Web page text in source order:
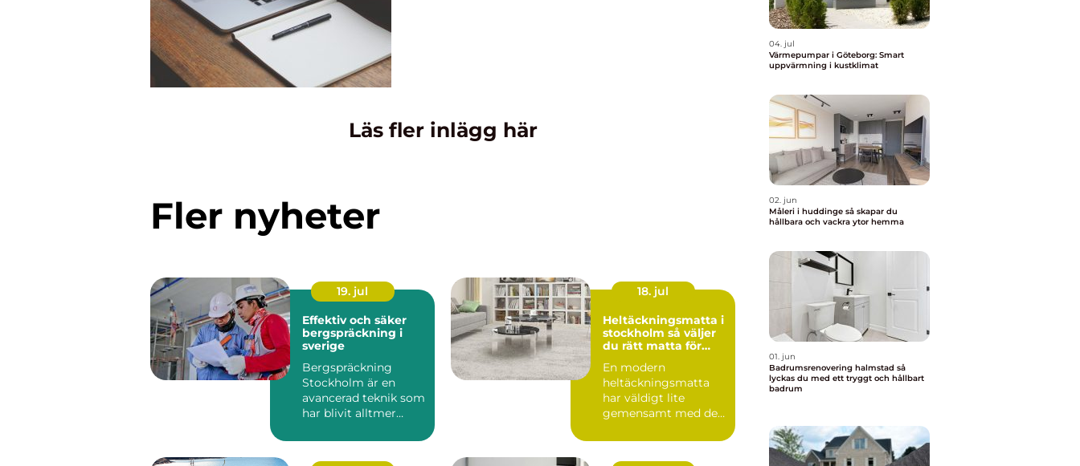
Läs fler inlägg här
Fler nyheter
19. jul
Effektiv och säker
bergspräckning i
sverige
Bergspräckning
Stockholm är en
avancerad teknik som
har blivit alltmer
18. jul
Heltäckningsmatta i
stockholm så väljer
du rätt matta för
En modern
heltäckningsmatta
har väldigt lite
gemensamt med den
och 80talet. Ida...
04. jul
Värmepumpar i Göteborg: Smart
uppvärmning i kustklimat
02. jun
Måleri i huddinge så skapar du
hållbara och vackra ytor hemma
01. jun
Badrumsrenovering halmstad så
lyckas du med ett tryggt och hållbart
badrum